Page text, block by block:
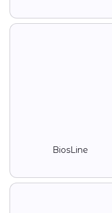
BiosLine